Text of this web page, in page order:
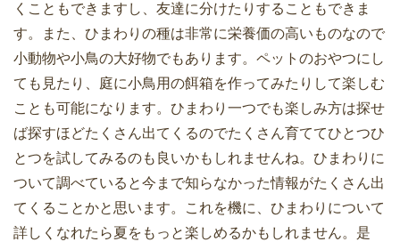
くこともできますし、友達に分けたりすることもできま
す。また、ひまわりの種は非常に栄養価の高いものなので
小動物や小鳥の大好物でもあります。ペットのおやつにし
ても見たり、庭に小鳥用の餌箱を作ってみたりして楽しむ
ことも可能になります。ひまわり一つでも楽しみ方は探せ
ば探すほどたくさん出てくるのでたくさん育ててひとつひ
とつを試してみるのも良いかもしれませんね。ひまわりに
ついて調べていると今まで知らなかった情報がたくさん出
てくることかと思います。これを機に、ひまわりについて
詳しくなれたら夏をもっと楽しめるかもしれません。是